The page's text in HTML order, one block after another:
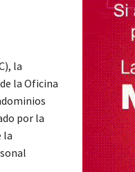
la
la Oficina
por la
la